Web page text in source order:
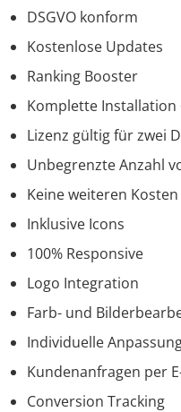
DSGVO konform
Kostenlose Updates
Ranking Booster
Komplette Installation
Lizenz gültig für zwei
Unbegrenzte Anzahl
Keine weiteren
Inklusive Icons
100% Responsive
Logo Integration
Farb- und
Individuelle
Kundenanfragen per
Conversion Tracking